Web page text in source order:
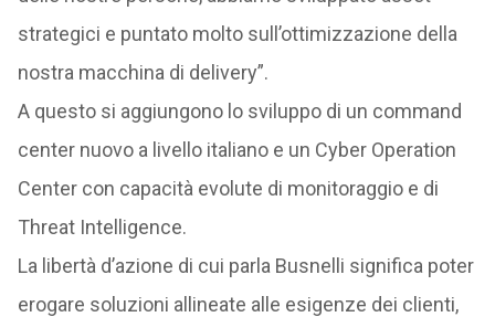
strategici e puntato molto sull’ottimizzazione della
nostra macchina di delivery”.
A questo si aggiungono lo sviluppo di un command
center nuovo a livello italiano e un Cyber Operation
Center con capacità evolute di monitoraggio e di
Threat Intelligence.
La libertà d’azione di cui parla Busnelli significa poter
erogare soluzioni allineate alle esigenze dei clienti,